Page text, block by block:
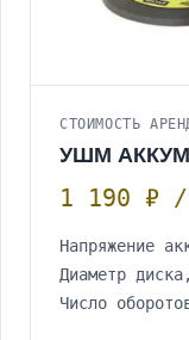
СТОИМОСТЬ
УШМ АККУМ.
1 190 ₽ /
Напряжение
Диаметр
Число